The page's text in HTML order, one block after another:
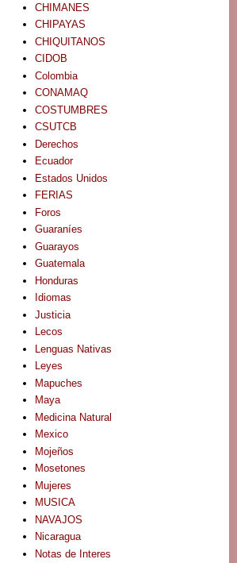
CHIMANES
CHIPAYAS
CHIQUITANOS
CIDOB
Colombia
CONAMAQ
COSTUMBRES
CSUTCB
Derechos
Ecuador
Estados Unidos
FERIAS
Foros
Guaraníes
Guarayos
Guatemala
Honduras
Idiomas
Justicia
Lecos
Lenguas Nativas
Leyes
Mapuches
Maya
Medicina Natural
Mexico
Mojeños
Mosetones
Mujeres
MUSICA
NAVAJOS
Nicaragua
Notas de Interes